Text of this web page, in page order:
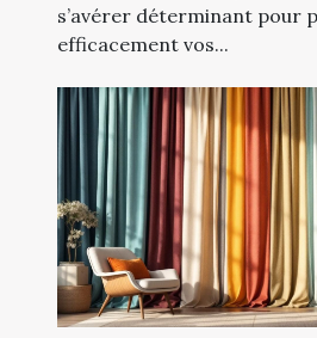
s’avérer déterminant pour
efficacement vos...